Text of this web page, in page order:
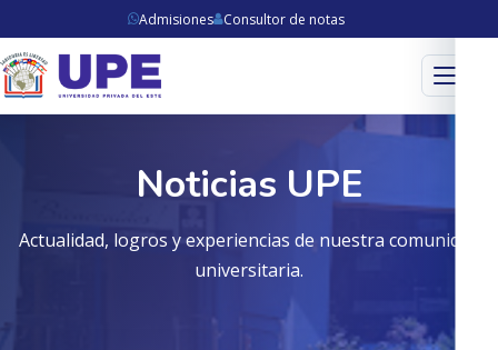
Admisiones Consultor de notas
Menú
Noticias UPE
Actualidad, logros y experiencias de nuestra comunidad
universitaria.